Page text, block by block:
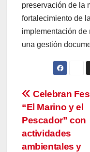
preservación de la
fortalecimiento de
implementación de
una gestión
de
entradas
Celebran
“El Marino y el
Pescador” con
actividades
ambientales y